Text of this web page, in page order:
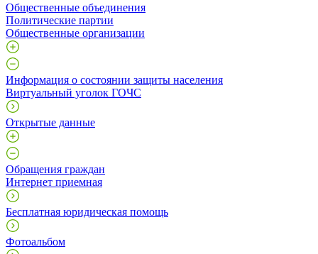
Общественные объединения
Политические партии
Общественные организации
Информация о состоянии защиты населения
Виртуальный уголок ГОЧС
Открытые данные
Обращения граждан
Интернет приемная
Бесплатная юридическая помощь
Фотоальбом